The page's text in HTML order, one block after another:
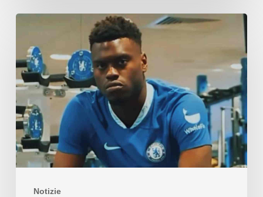
Notizie